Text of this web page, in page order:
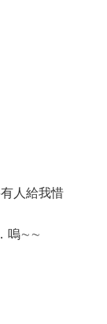
人給我惜
嗚∼∼